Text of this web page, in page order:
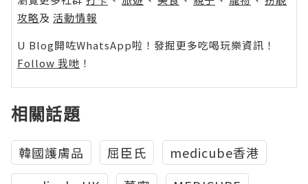
攻略及 活動情報
U Blog開咗WhatsApp啦！發掘更多吃喝玩樂資訊！
Follow 我哋 ！
相關話題
韓國護膚品 屈臣氏
medicube香港